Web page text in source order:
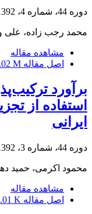
دوره 44، شماره 4، 1392، صفحه
محمد رجب زاده، علی
مشاهده مقاله
اصل مقاله M
برآورد
استفاده از
ایرانی
دوره 44، شماره 3، 1392، صفحه
محمود اکرمی، حمید
مشاهده مقاله
اصل مقاله K